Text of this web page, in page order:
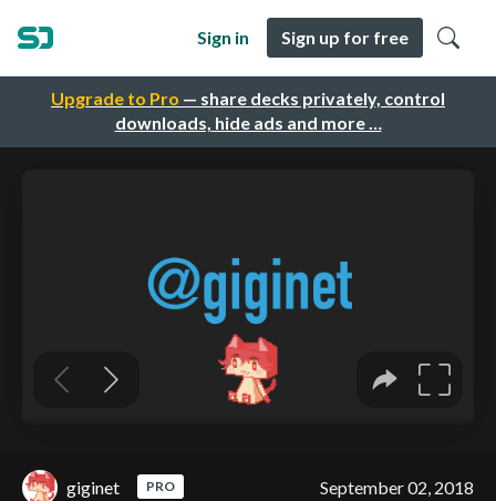
Upgrade to Pro — share decks privately, control
downloads, hide ads and more …
Sign in Sign up for free
giginet PRO September 02, 2018